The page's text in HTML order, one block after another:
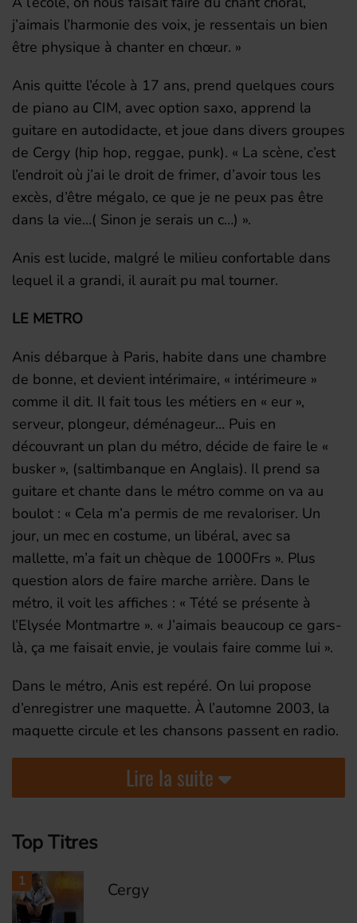
j’aimais l’harmonie des voix, je ressentais un bien
être physique à chanter en chœur. »
Anis quitte l’école à 17 ans, prend quelques cours
de piano au CIM, avec option saxo, apprend la
guitare en autodidacte, et joue dans divers groupes
de Cergy (hip hop, reggae, punk). « La scène, c’est
l’endroit où j’ai le droit de frimer, d’avoir tous les
excès, d’être mégalo, ce que je ne peux pas être
dans la vie…( Sinon je serais un c…) ».
Anis est lucide, malgré le milieu confortable dans
lequel il a grandi, il aurait pu mal tourner.
LE METRO
Anis débarque à Paris, habite dans une chambre
de bonne, et devient intérimaire, « intérimeure »
comme il dit. Il fait tous les métiers en « eur »,
serveur, plongeur, déménageur… Puis en
découvrant un plan du métro, décide de faire le «
busker », (saltimbanque en Anglais). Il prend sa
guitare et chante dans le métro comme on va au
boulot : « Cela m’a permis de me revaloriser. Un
jour, un mec en costume, un libéral, avec sa
mallette, m’a fait un chèque de 1000Frs ». Plus
question alors de faire marche arrière. Dans le
métro, il voit les affiches : « Tété se présente à
l’Elysée Montmartre ». « J’aimais beaucoup ce gars-
là, ça me faisait envie, je voulais faire comme lui ».
Dans le métro, Anis est repéré. On lui propose
d’enregistrer une maquette. À l’automne 2003, la
maquette circule et les chansons passent en radio.
Lire la suite
Top Titres
1 Cergy